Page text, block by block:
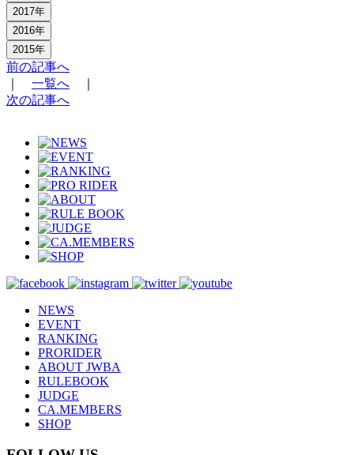
2017年
2016年
2015年
前の記事へ
一覧へ
次の記事へ
NEWS
EVENT
RANKING
PRORIDER
ABOUT JWBA
RULEBOOK
JUDGE
CA.MEMBERS
SHOP